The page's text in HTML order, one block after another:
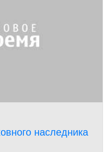
наследника